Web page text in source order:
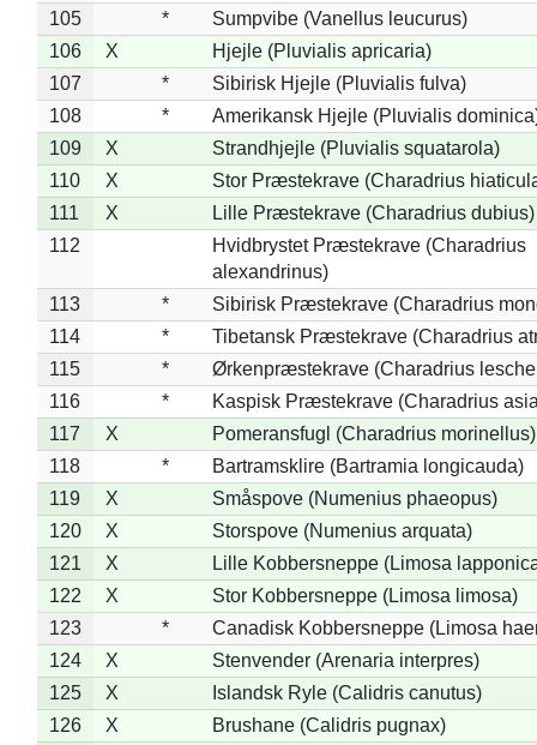
105 *
Sumpvibe (Vanellus leucurus)
106
X
Hjejle (Pluvialis apricaria)
107
*
Sibirisk Hjejle (Pluvialis fulva)
108
*
Amerikansk Hjejle (Pluvialis
109
X
Strandhjejle (Pluvialis squatarola)
110
X
Stor Præstekrave (Charadrius
111
X
Lille Præstekrave (Charadrius dubius)
112
Hvidbrystet Præstekrave (Charadrius
alexandrinus)
113
*
Sibirisk Præstekrave (Charadrius
114
*
Tibetansk Præstekrave (Charadrius
115
*
Ørkenpræstekrave (Charadrius
116
*
Kaspisk Præstekrave (Charadrius
117
X
Pomeransfugl (Charadrius morinellus)
118
*
Bartramsklire (Bartramia longicauda)
119
X
Småspove (Numenius phaeopus)
120
X
Storspove (Numenius arquata)
121
X
Lille Kobbersneppe (Limosa
122
X
Stor Kobbersneppe (Limosa limosa)
123
*
Canadisk Kobbersneppe (Limosa
124
X
Stenvender (Arenaria interpres)
125
X
Islandsk Ryle (Calidris canutus)
126
X
Brushane (Calidris pugnax)